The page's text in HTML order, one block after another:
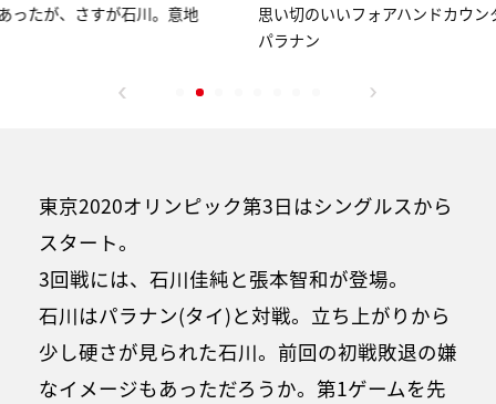
思い切のいいフォアハンドカウンターが決まっていた
東京2020オリンピック第3日はシングルスから
スタート。
3回戦には、石川佳純と張本智和が登場。
石川はパラナン(タイ)と対戦。立ち上がりから
少し硬さが見られた石川。前回の初戦敗退の嫌
なイメージもあっただろうか。第1ゲームを先